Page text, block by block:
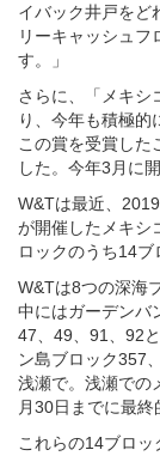
イバック井戸をど
リーキャッシュ
す。」
さらに、「メキシ
り、今年も積極的
この賞を受賞した
した。今年3月に
W&Tは最近、
が開催したメキシ
ロックのうち14ブ
W&Tは8つの深海
中にはガーデンバ
47、49、91、92
ン島ブロック357
浅瀬で。浅瀬での
月30日までに最終
これらの14ブロ